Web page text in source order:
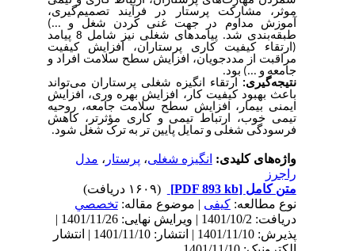
موثر، مشارکت پرستار در فرآیند تصمیم‌گیری،
آموزش مداوم در جهت غنی کردن شغل و ...)
طبقه‌بندی شد. پیامدهای شغلی نیز شامل 8 پیامد
(ارتقاء کیفیت کاری پرستاران، افزایش کیفیت
مراقبت از مددجویان، افزایش سطح سلامت افراد و
جامعه و ...)بود.
نتیجه‌گیری:ارتقاء انگیزه شغلی پرستاران می‌تواند
باعث بهبود کیفیت کار، افزایش بهره وری، افزایش
ایمنی بیمار، افزایش سطح سلامت جامعه، روحیه
تیمی خوب، ارتباط تیمی و کاری مؤثرتر، کاهش
فرسودگی شغلی و تمایل پایین تر به ترک شغل شود.
واژه‌های کلیدی:انگیزه شغلی،پرستار، مدل
راجرز
متن کامل[PDF 893 kb]
نوع مطالعه:کیفی| موضوع مقاله:تخصصي
دریافت: 1401/10/2 | ویرایش نهایی: 1401/11/26 |
پذیرش: 1401/11/10 | انتشار: 1401/11/10 | انتشار